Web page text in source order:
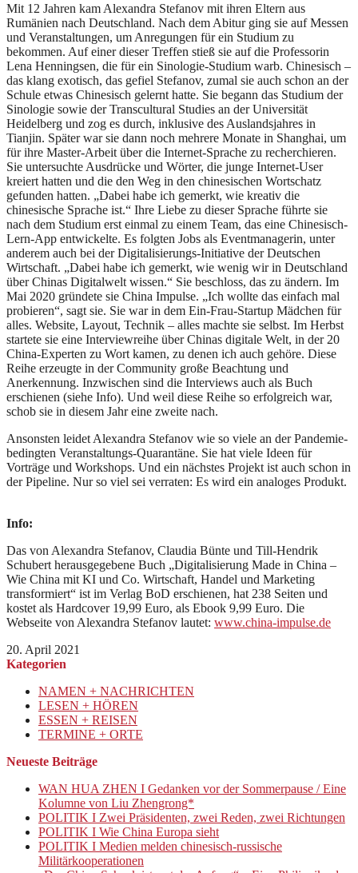
Mit 12 Jahren kam Alexandra Stefanov mit ihren Eltern aus
Rumänien nach Deutschland. Nach dem Abitur ging sie auf Messen
und Veranstaltungen, um Anregungen für ein Studium zu
bekommen. Auf einer dieser Treffen stieß sie auf die Professorin
Lena Henningsen, die für ein Sinologie-Studium warb. Chinesisch –
das klang exotisch, das gefiel Stefanov, zumal sie auch schon an der
Schule etwas Chinesisch gelernt hatte. Sie begann das Studium der
Sinologie sowie der Transcultural Studies an der Universität
Heidelberg und zog es durch, inklusive des Auslandsjahres in
Tianjin. Später war sie dann noch mehrere Monate in Shanghai, um
für ihre Master-Arbeit über die Internet-Sprache zu recherchieren.
Sie untersuchte Ausdrücke und Wörter, die junge Internet-User
kreiert hatten und die den Weg in den chinesischen Wortschatz
gefunden hatten. „Dabei habe ich gemerkt, wie kreativ die
chinesische Sprache ist.“ Ihre Liebe zu dieser Sprache führte sie
nach dem Studium erst einmal zu einem Team, das eine Chinesisch-
Lern-App entwickelte. Es folgten Jobs als Eventmanagerin, unter
anderem auch bei der Digitalisierungs-Initiative der Deutschen
Wirtschaft. „Dabei habe ich gemerkt, wie wenig wir in Deutschland
über Chinas Digitalwelt wissen.“ Sie beschloss, das zu ändern. Im
Mai 2020 gründete sie China Impulse. „Ich wollte das einfach mal
probieren“, sagt sie. Sie war in dem Ein-Frau-Startup Mädchen für
alles. Website, Layout, Technik – alles machte sie selbst. Im Herbst
startete sie eine Interviewreihe über Chinas digitale Welt, in der 20
China-Experten zu Wort kamen, zu denen ich auch gehöre. Diese
Reihe erzeugte in der Community große Beachtung und
Anerkennung. Inzwischen sind die Interviews auch als Buch
erschienen (siehe Info). Und weil diese Reihe so erfolgreich war,
schob sie in diesem Jahr eine zweite nach.
Ansonsten leidet Alexandra Stefanov wie so viele an der Pandemie-
bedingten Veranstaltungs-Quarantäne. Sie hat viele Ideen für
Vorträge und Workshops. Und ein nächstes Projekt ist auch schon in
der Pipeline. Nur so viel sei verraten: Es wird ein analoges Produkt.
Info:
Das von Alexandra Stefanov, Claudia Bünte und Till-Hendrik
Schubert herausgegebene Buch „Digitalisierung Made in China –
Wie China mit KI und Co. Wirtschaft, Handel und Marketing
transformiert“ ist im Verlag BoD erschienen, hat 238 Seiten und
kostet als Hardcover 19,99 Euro, als Ebook 9,99 Euro. Die
Webseite von Alexandra Stefanov lautet: www.china-impulse.de
20. April 2021
Kategorien
NAMEN + NACHRICHTEN
LESEN + HÖREN
ESSEN + REISEN
TERMINE + ORTE
Neueste Beiträge
WAN HUA ZHEN I Gedanken vor der Sommerpause / Eine
Kolumne von Liu Zhengrong*
POLITIK I Zwei Präsidenten, zwei Reden, zwei Richtungen
POLITIK I Wie China Europa sieht
POLITIK I Medien melden chinesisch-russische
Militärkooperationen